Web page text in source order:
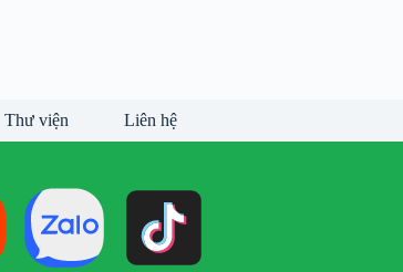
Thư viện Liên hệ